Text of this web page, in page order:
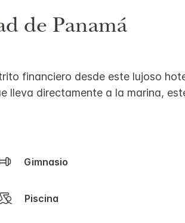
de Panamá
financiero desde este lujoso
lleva directamente a la marina,
Gimnasio
Piscina